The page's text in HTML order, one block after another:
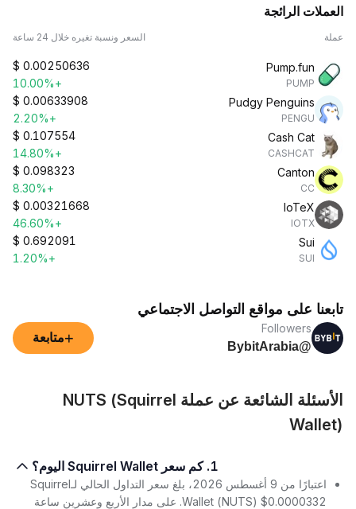
العملات الرائجة
عملة السعر ونسبة تغيره خلال 24 ساعة
Pump.fun
PUMP
$ 0.00250636
+10.00%
Pudgy Penguins
PENGU
$ 0.00633908
+2.20%
Cash Cat
CASHCAT
$ 0.107554
+14.80%
Canton
CC
$ 0.098323
+8.30%
IoTeX
IOTX
$ 0.00321668
+46.60%
Sui
SUI
$ 0.692091
+1.20%
تابعنا على مواقع التواصل الاجتماعي
Followers
@BybitArabia
+متابعة
الأسئلة الشائعة عن عملة NUTS (Squirrel
Wallet)
1. كم سعر Squirrel Wallet اليوم؟
اعتبارًا من 9 أغسطس 2026، بلغ سعر التداول الحالي لـSquirrel
Wallet (NUTS) $0.0000332. على مدار الأربع وعشرين ساعة